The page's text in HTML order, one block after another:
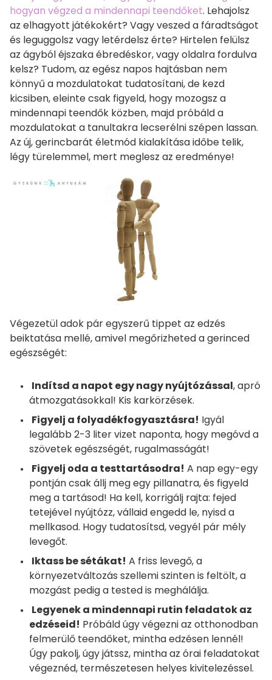
hogyan végzed a mindennapi teendőket. Lehajolsz
az elhagyott játékokért? Vagy veszed a fáradtságot
és leguggolsz vagy letérdelsz érte? Hirtelen felülsz
az ágyból éjszaka ébredéskor, vagy oldalra fordulva
kelsz? Tudom, az egész napos hajtásban nem
könnyű a mozdulatokat tudatosítani, de kezd
kicsiben, eleinte csak figyeld, hogy mozogsz a
mindennapi teendők közben, majd próbáld a
mozdulatokat a tanultakra lecserélni szépen lassan.
Az új, gerincbarát életmód kialakítása időbe telik,
légy türelemmel, mert meglesz az eredménye!
Végezetül adok pár egyszerű tippet az edzés
beiktatása mellé, amivel megőrizheted a gerinced
egészségét:
Indítsd a napot egy nagy nyújtózással, apró
átmozgatásokkal! Kis karkörzések.
Figyelj a folyadékfogyasztásra! Igyál
legalább 2-3 liter vizet naponta, hogy megóvd a
szövetek egészségét, rugalmasságát!
Figyelj oda a testtartásodra! A nap egy-egy
pontján csak állj meg egy pillanatra, és figyeld
meg a tartásod! Ha kell, korrigálj rajta: fejed
tetejével nyújtózz, vállaid engedd le, nyisd a
mellkasod. Hogy tudatosítsd, vegyél pár mély
levegőt.
Iktass be sétákat! A friss levegő, a
környezetváltozás szellemi szinten is feltölt, a
mozgást pedig a tested is meghálálja.
Legyenek a mindennapi rutin feladatok az
edzéseid! Próbáld úgy végezni az otthonodban
felmerülő teendőket, mintha edzésen lennél!
Úgy pakolj, úgy játssz, mintha az órai feladatokat
végeznéd, természetesen helyes kivitelezéssel.